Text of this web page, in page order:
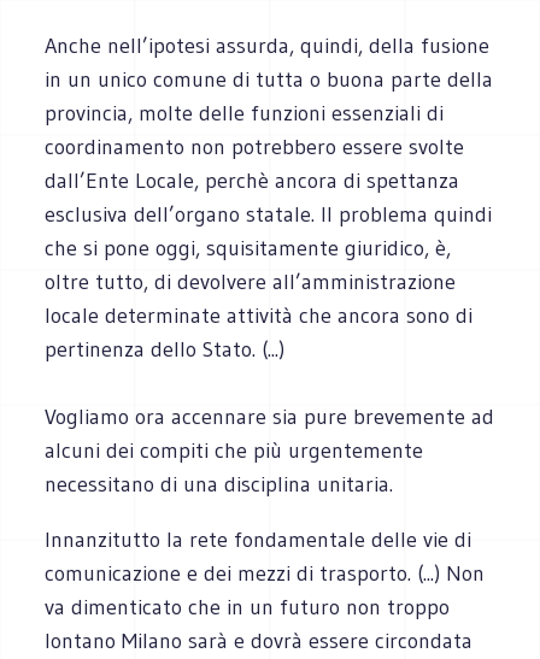
Anche nell’ipotesi assurda, quindi, della fusione
in un unico comune di tutta o buona parte della
provincia, molte delle funzioni essenziali di
coordinamento non potrebbero essere svolte
dall’Ente Locale, perchè ancora di spettanza
esclusiva dell’organo statale. Il problema quindi
che si pone oggi, squisitamente giuridico, è,
oltre tutto, di devolvere all’amministrazione
locale determinate attività che ancora sono di
pertinenza dello Stato. (...)
Vogliamo ora accennare sia pure brevemente ad
alcuni dei compiti che più urgentemente
necessitano di una disciplina unitaria.
Innanzitutto la rete fondamentale delle vie di
comunicazione e dei mezzi di trasporto. (...) Non
va dimenticato che in un futuro non troppo
lontano Milano sarà e dovrà essere circondata